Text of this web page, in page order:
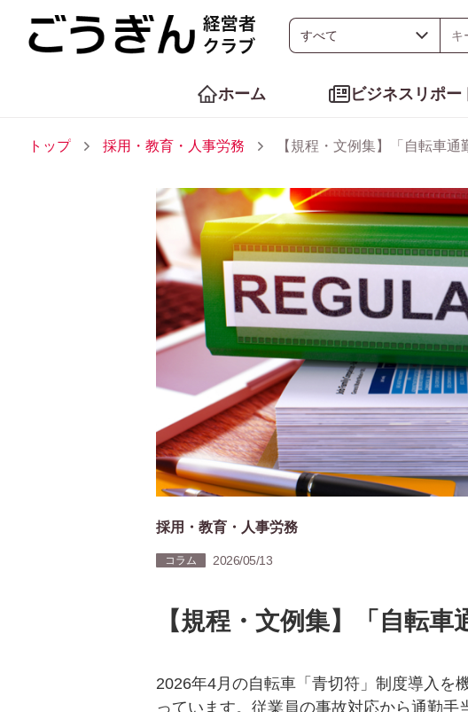
ホーム ビジネスリポー
トップ 採用・教育・人事労務 【規程・文例集】「自転車
採用・教育・人事労務
コラム 2026/05/13
【規程・文例集】「自転
2026年4月の自転車「青切符」制度導入を
っています。従業員の事故対応から通勤